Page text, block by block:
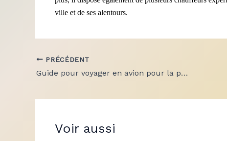
ville et de ses alentours.
PRÉCÉDENT
Guide pour voyager en avion pour la première fois
Voir aussi